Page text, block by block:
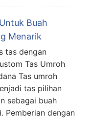
Buah
Menarik
tas dengan
Tas Umroh
Tas umroh
tas pilihan
sebagai buah
Pemberian dengan